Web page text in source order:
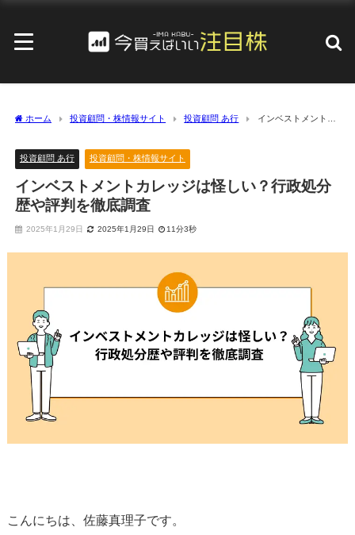
ホーム 投資顧問・株情報サイト 投資顧問 あ行
インベストメントカ
投資顧問 あ行 投資顧問・株情報サイト
インベストメントカレッジは怪しい？行政処分
歴や評判を徹底調査
2025年1月29日 2025年1月29日 11分3秒
こんにちは、佐藤真理子です。